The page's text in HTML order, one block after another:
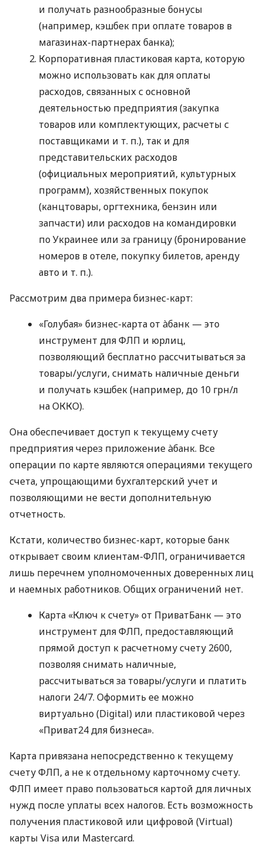
и получать разнообразные бонусы
(например, кэшбек при оплате товаров в
магазинах-партнерах банка);
Корпоративная пластиковая карта, которую
можно использовать как для оплаты
расходов, связанных с основной
деятельностью предприятия (закупка
товаров или комплектующих, расчеты с
поставщиками и т. п.), так и для
представительских расходов
(официальных мероприятий, культурных
программ), хозяйственных покупок
(канцтовары, оргтехника, бензин или
запчасти) или расходов на командировки
по Украинее или за границу (бронирование
номеров в отеле, покупку билетов, аренду
авто и т. п.).
Рассмотрим два примера бизнес-карт:
«Голубая» бизнес-карта от àбанк — это
инструмент для ФЛП и юрлиц,
позволяющий бесплатно рассчитываться за
товары/услуги, снимать наличные деньги
и получать кэшбек (например, до 10 грн/л
на ОККО).
Она обеспечивает доступ к текущему счету
предприятия через приложение àбанк. Все
операции по карте являются операциями текущего
счета, упрощающими бухгалтерский учет и
позволяющими не вести дополнительную
отчетность.
Кстати, количество бизнес-карт, которые банк
открывает своим клиентам-ФЛП, ограничивается
лишь перечнем уполномоченных доверенных лиц
и наемных работников. Общих ограничений нет.
Карта «Ключ к счету» от ПриватБанк — это
инструмент для ФЛП, предоставляющий
прямой доступ к расчетному счету 2600,
позволяя снимать наличные,
рассчитываться за товары/услуги и платить
налоги 24/7. Оформить ее можно
виртуально (Digital) или пластиковой через
«Приват24 для бизнеса».
Карта привязана непосредственно к текущему
счету ФЛП, а не к отдельному карточному счету.
ФЛП имеет право пользоваться картой для личных
нужд после уплаты всех налогов. Есть возможность
получения пластиковой или цифровой (Virtual)
карты Visa или Mastercard.